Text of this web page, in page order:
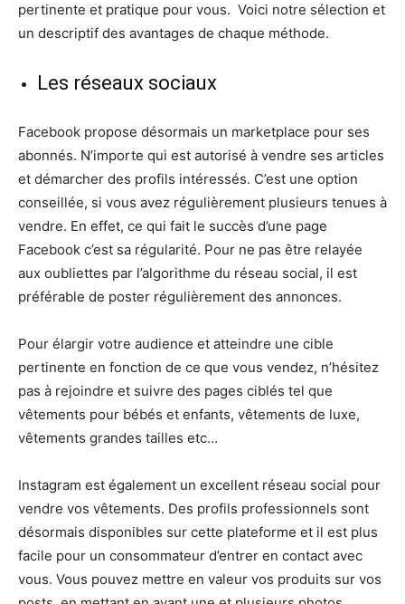
pertinente et pratique pour vous. Voici notre sélection et
un descriptif des avantages de chaque méthode.
Les réseaux sociaux
Facebook propose désormais un marketplace pour ses
abonnés. N’importe qui est autorisé à vendre ses articles
et démarcher des profils intéressés. C’est une option
conseillée, si vous avez régulièrement plusieurs tenues à
vendre. En effet, ce qui fait le succès d’une page
Facebook c’est sa régularité. Pour ne pas être relayée
aux oubliettes par l’algorithme du réseau social, il est
préférable de poster régulièrement des annonces.
Pour élargir votre audience et atteindre une cible
pertinente en fonction de ce que vous vendez, n’hésitez
pas à rejoindre et suivre des pages ciblés tel que
vêtements pour bébés et enfants, vêtements de luxe,
vêtements grandes tailles etc…
Instagram est également un excellent réseau social pour
vendre vos vêtements. Des profils professionnels sont
désormais disponibles sur cette plateforme et il est plus
facile pour un consommateur d’entrer en contact avec
vous. Vous pouvez mettre en valeur vos produits sur vos